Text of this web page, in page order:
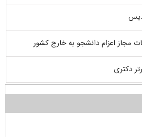
اعزام دانشجو به خارج کشور
دکتری